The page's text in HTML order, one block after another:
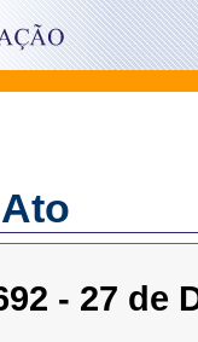
- 27 de